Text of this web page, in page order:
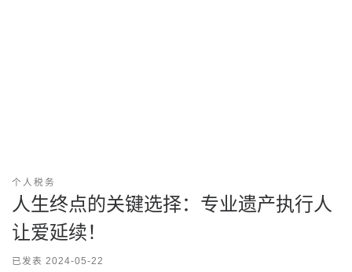
个人税务
人生终点的关键选择：专业遗产执行人
让爱延续！
已发表 2024-05-22